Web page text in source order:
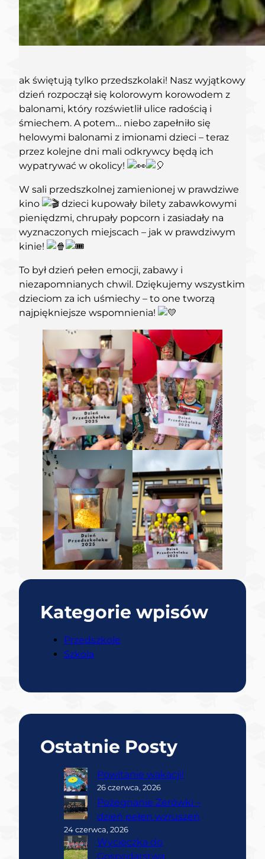
ak świętują tylko przedszkolaki! Nasz wyjątkowy
dzień rozpoczął się kolorowym korowodem z
balonami, który rozświetlił ulice radością i
śmiechem. A potem… niebo zapełniło się
helowymi balonami z imionami dzieci – teraz
przez kolejne dni mali odkrywcy będą ich
wypatrywać w okolicy!
W sali przedszkolnej zamienionej w prawdziwe
kino
dzieci kupowały bilety zabawkowymi
pieniędzmi, chrupały popcorn i zasiadały na
wyznaczonych miejscach – jak w prawdziwym
kinie!
To był dzień pełen emocji, zabawy i
niezapomnianych chwil. Dziękujemy wszystkim
dzieciom za ich uśmiechy – to one tworzą
najpiękniejsze wspomnienia!
Kategorie wpisów
Przedszkole
Szkola
Ostatnie Posty
Powitanie wakacji!
26 czerwca, 2026
Pożegnanie Zerówki –
dzień pełen wzruszeń
24 czerwca, 2026
Wycieczka do
Gospodarstwa